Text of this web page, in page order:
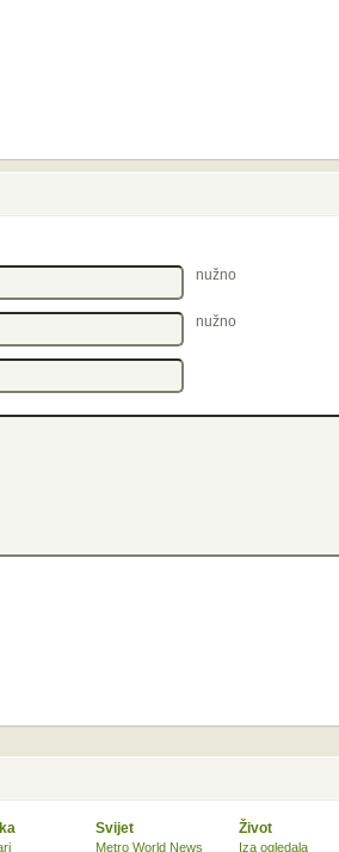
nužno
nužno
Svijet
Metro World News
Život
Iza ogledala